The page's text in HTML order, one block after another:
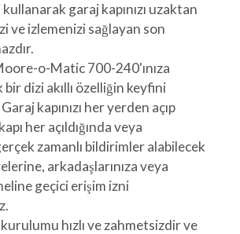
garaj kapınızı uzaktan
ve izlemenizi sağlayan son
o-Matic 700-240'ınıza
dizi akıllı özelliğin keyfini
kapınızı her yerden açıp
her açıldığında veya
zamanlı bildirimler alabilecek
arkadaşlarınıza veya
geçici erişim izni
hızlı ve zahmetsizdir ve